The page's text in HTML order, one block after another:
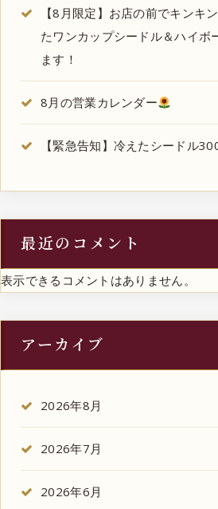
【8月限定】お店の前でキンキ
たワンカップシードル＆ハイボ
ます！
8月の営業カレンダー
【緊急告知】冷えたシードル
最近のコメント
表示できるコメントはありません。
アーカイブ
2026年8月
2026年7月
2026年6月